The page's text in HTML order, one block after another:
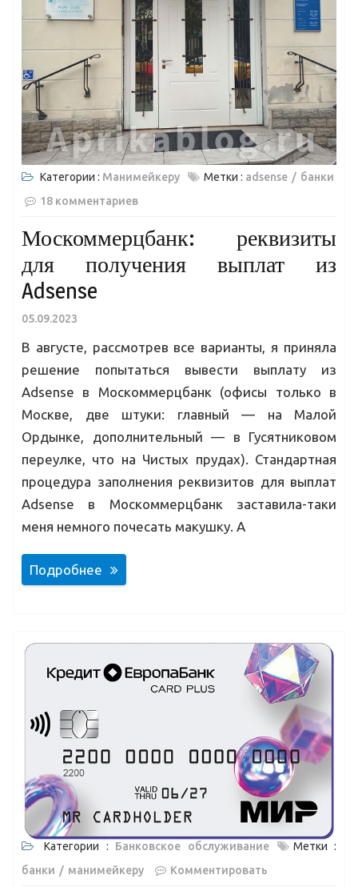
Категории : Манимейкеру Метки : adsense
банки
18 комментариев
Москоммерцбанк: реквизиты
для получения выплат из
Adsense
05.09.2023
В августе, рассмотрев все варианты, я приняла
решение попытаться вывести выплату из
Adsense в Москоммерцбанк (офисы только в
Москве, две штуки: главный — на Малой
Ордынке, дополнительный — в Гусятниковом
переулке, что на Чистых прудах). Стандартная
процедура заполнения реквизитов для выплат
Adsense в Москоммерцбанк заставила-таки
меня немного почесать макушку. А
Подробнее
Категории : Банковское обслуживание
Метки :
банки
манимейкеру Комментировать